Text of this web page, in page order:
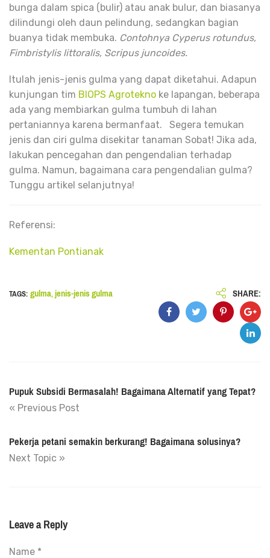
bunga dalam spica (bulir) atau anak bulur, dan biasanya
dilindungi oleh daun pelindung, sedangkan bagian
buanya tidak membuka. Contohnya Cyperus rotundus,
Fimbristylis littoralis, Scripus juncoides.
Itulah jenis-jenis gulma yang dapat diketahui. Adapun
kunjungan tim BIOPS Agrotekno ke lapangan, beberapa
ada yang membiarkan gulma tumbuh di lahan
pertaniannya karena bermanfaat. Segera temukan
jenis dan ciri gulma disekitar tanaman Sobat! Jika ada,
lakukan pencegahan dan pengendalian terhadap
gulma. Namun, bagaimana cara pengendalian gulma?
Tunggu artikel selanjutnya!
Referensi:
Kementan Pontianak
TAGS:gulma,jenis-jenis gulma SHARE:
Pupuk Subsidi Bermasalah! Bagaimana Alternatif yang Tepat?
« Previous Post
Pekerja petani semakin berkurang! Bagaimana solusinya?
Next Topic »
Leave a Reply
Name *